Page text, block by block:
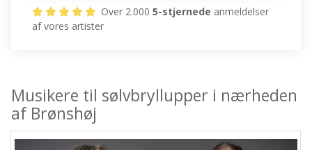
Over 2.0005-stjernede anmeldelser
af vores artister
Musikere til sølvbryllupper i nærheden
af Brønshøj